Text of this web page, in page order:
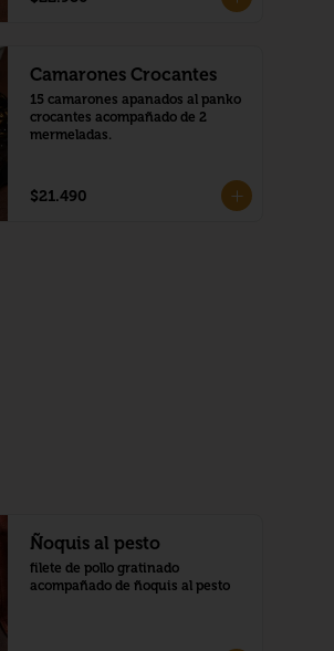
Camarones Crocantes
15 camarones apanados al panko
crocantes acompañado de 2
mermeladas.
$21.490
Ñoquis al pesto
filete de pollo gratinado
acompañado de ñoquis al pesto